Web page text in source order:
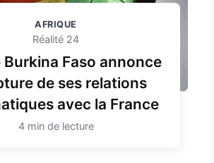
AFRIQUE
Réalité 24
Burkina Faso annonce
de ses relations
avec la France
4 min de lecture